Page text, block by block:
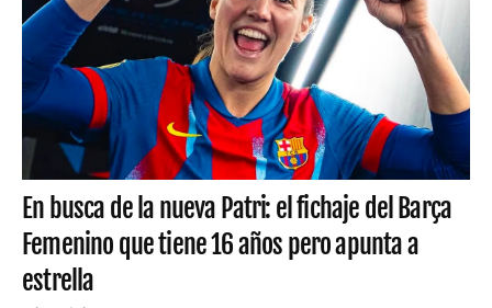
En busca de la nueva Patri: el fichaje del Barça
Femenino que tiene 16 años pero apunta a
estrella